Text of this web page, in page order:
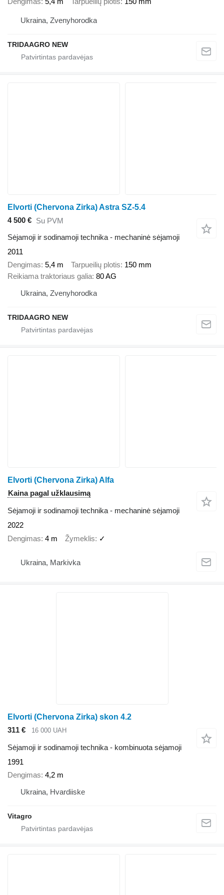
Ukraina, Zvenyhorodka
TRIDAAGRO NEW
Elvorti (Chervona Zirka) Astra SZ-5.4
4 500 € Su PVM
Sėjamoji ir sodinamoji technika - mechaninė sėjamoji
2011
Dengimas 5,4 m Tarpueilių plotis 150 mm
Reikiama traktoriaus galia 80 AG
Ukraina, Zvenyhorodka
TRIDAAGRO NEW
Elvorti (Chervona Zirka) Alfa
Kaina pagal užklausimą
Sėjamoji ir sodinamoji technika - mechaninė sėjamoji
2022
Dengimas 4 m Žymeklis ✓
Ukraina, Markivka
Elvorti (Chervona Zirka) skon 4.2
311 €
16 000 UAH
Sėjamoji ir sodinamoji technika - kombinuota sėjamoji
1991
Dengimas 4,2 m
Ukraina, Hvardiiske
Vitagro